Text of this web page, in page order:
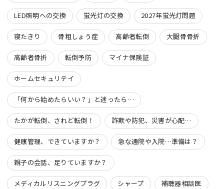
LED照明への交換 蛍光灯の交換 2027年蛍光灯問題
寝たきり 骨粗しょう症 高齢者転倒 大腿骨骨折
高齢者骨折 転倒予防 マイナ保険証
ホームセキュリテイ
「何から始めたらいい？」と迷ったら…
たかが転倒、されど転倒！ 詐欺や防犯、災害が心配…
健康管理、できていますか？ 急な通院や入院…準備は？
親子の会話、足りていますか？
メディカルリスニングプラグ シャープ 補聴器相談医